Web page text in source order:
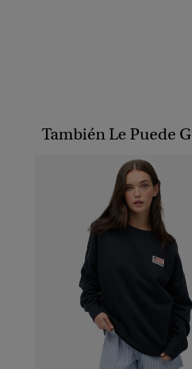
También Le Puede